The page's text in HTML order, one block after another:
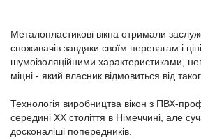
Металопластикові вікна отримали
споживачів завдяки своїм перевагам і
шумоізоляційними характеристиками,
міцні - який власник відмовиться від
Технологія виробництва вікон з ПВХ-
середині ХХ століття в Німеччині, але
досконаліші попередників.